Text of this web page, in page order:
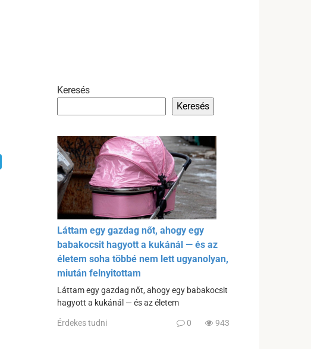
Keresés
Keresés
Láttam egy gazdag nőt, ahogy egy
babakocsit hagyott a kukánál — és az
életem soha többé nem lett ugyanolyan,
miután felnyitottam
Láttam egy gazdag nőt, ahogy egy babakocsit
hagyott a kukánál — és az életem
Érdekes tudni 0 943